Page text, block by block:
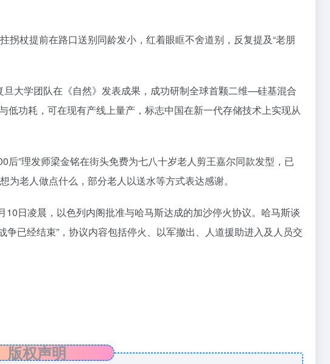
拐杖提前在路口送别同龄发小，红着眼眶不舍道别，反复提及“老朋
大学团队在《自然》发表成果，成功研制全球首颗二维—硅基混合
低功耗，可在现有产线上量产，标志中国在新一代存储技术上实现从
后”理发师梁金铭在街头免费为七八十岁老人剪王嘉尔同款发型，已
老人做点什么，部分老人以送水等方式表达感谢。
日凌晨，以色列内阁批准与哈马斯达成的加沙停火协议。哈马斯谈
已经结束”，协议内容包括停火、以军撤出、人道援助进入及人员交
版权声明